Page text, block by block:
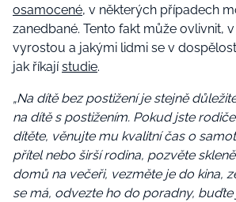
osamocené, v některých případech
zanedbané. Tento fakt může ovlivnit,
vyrostou a jakými lidmi se v
jak říkajístudie.
„Na dítě bez postižení je stejně
na dítě s postižením. Pokud jste
dítěte, věnujte mu kvalitní čas o
přítel nebo širší rodina, pozvěte
domů na večeři, vezměte je do kina,
se má, odvezte ho do poradny,